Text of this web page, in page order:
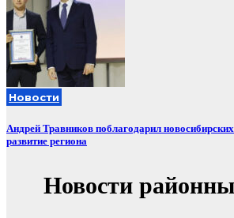
Новости
Андрей Травников поблагодарил
развитие региона